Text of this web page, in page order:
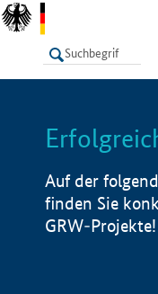
LISTE
Auf der
finden Sie
GRW-Projekte!